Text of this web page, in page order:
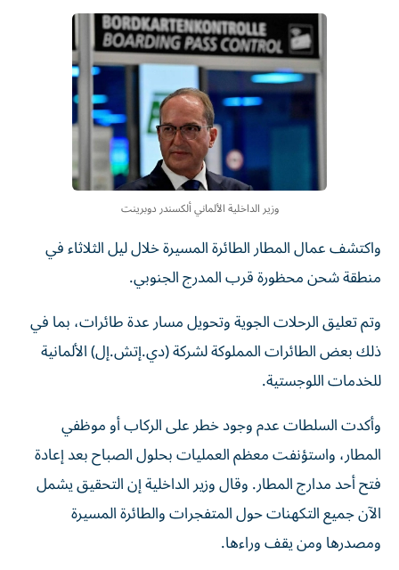
وزير الداخلية الألماني ألكسندر دوبرينت
واكتشف عمال المطار الطائرة المسيرة خلال ليل الثلاثاء في
منطقة شحن محظورة قرب المدرج الجنوبي.
وتم تعليق الرحلات الجوية وتحويل مسار عدة طائرات، بما في
ذلك بعض الطائرات المملوكة لشركة (دي.إتش.إل) ​الألمانية
للخدمات اللوجستية.
وأكدت السلطات عدم وجود خطر على الركاب ‌أو موظفي
المطار، واستؤنفت معظم العمليات بحلول الصباح بعد إعادة
فتح أحد مدارج المطار. وقال وزير الداخلية إن التحقيق يشمل
الآن جميع التكهنات ⁠حول المتفجرات والطائرة المسيرة
ومصدرها ومن يقف وراءها.